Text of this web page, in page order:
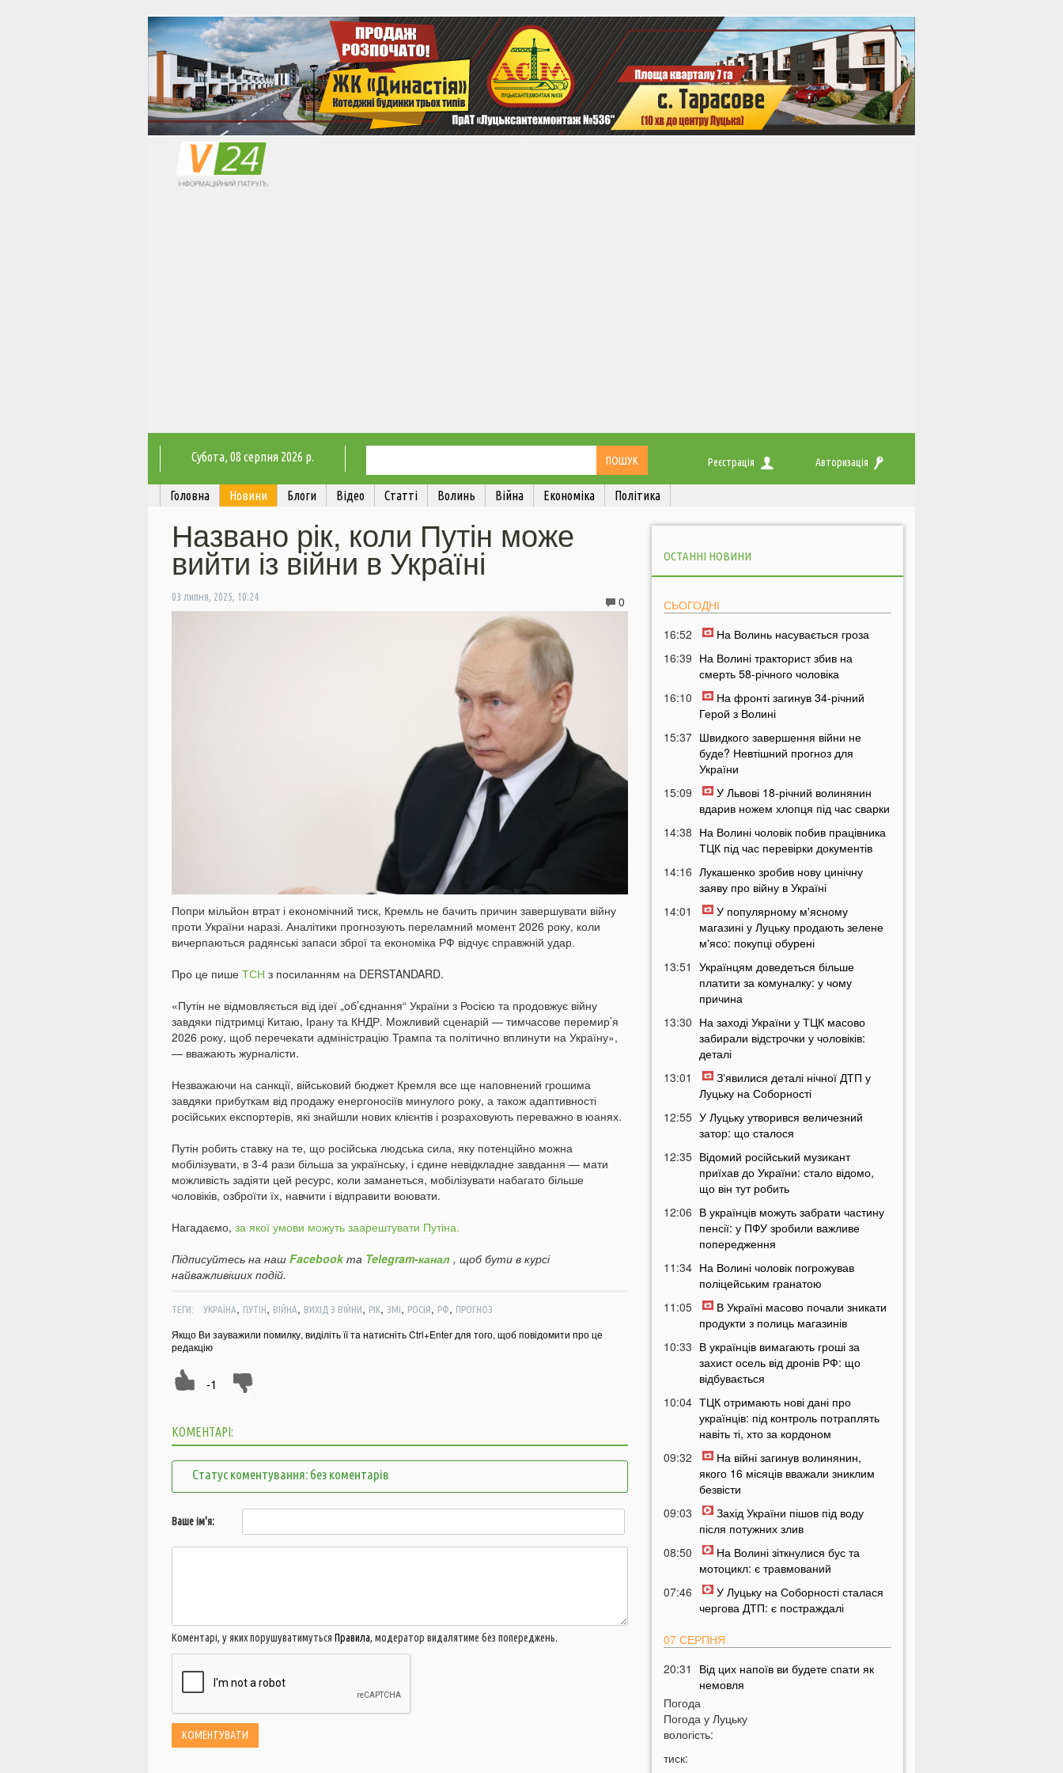
Субота, 08 серпня 2026 р. Реєстрація Авторизація
Головна Новини Блоги Відео Статті Волинь Війна Економіка Політика
Названо рік, коли Путін може
вийти із війни в Україні
03 липня, 2025, 10:24 0
Попри мільйон втрат і економічний тиск, Кремль не бачить причин завершувати війну
проти України наразі. Аналітики прогнозують переламний момент 2026 року, коли
вичерпаються радянські запаси зброї та економіка РФ відчує справжній удар.
Про це пише ТСН з посиланням на DERSTANDARD.
«Путін не відмовляється від ідеї „об’єднання“ України з Росією та продовжує війну
завдяки підтримці Китаю, Ірану та КНДР. Можливий сценарій — тимчасове перемир’я
2026 року, щоб перечекати адміністрацію Трампа та політично вплинути на Україну»,
— вважають журналісти.
Незважаючи на санкції, військовий бюджет Кремля все ще наповнений грошима
завдяки прибуткам від продажу енергоносіїв минулого року, а також адаптивності
російських експортерів, які знайшли нових клієнтів і розраховують переважно в юанях.
Путін робить ставку на те, що російська людська сила, яку потенційно можна
мобілізувати, в 3-4 рази більша за українську, і єдине невідкладне завдання — мати
можливість задіяти цей ресурс, коли заманеться, мобілізувати набагато більше
чоловіків, озброїти їх, навчити і відправити воювати.
Нагадаємо, за якої умови можуть заарештувати Путіна.
Підписуйтесь на наш Facebookта Telegram-канал , щоб бути в курсі
найважливіших подій.
ТЕГИ: УКРАЇНА, ПУТІН, ВІЙНА, ВИХІД З ВІЙНИ, РІК, ЗМІ, РОСІЯ, РФ, ПРОГНОЗ
Якщо Ви зауважили помилку, виділіть її та натисніть Ctrl+Enter для того, щоб повідомити про це
редакцію
-1
КОМЕНТАРІ:
Статус коментування: без коментарів
Ваше ім'я:
Коментарі, у яких порушуватимуться Правила, модератор видалятиме без попереджень.
ОСТАННІ НОВИНИ
СЬОГОДНІ
16:52
На Волинь насувається гроза
16:39 На Волині тракторист збив на
смерть 58-річного чоловіка
16:10
На фронті загинув 34-річний
Герой з Волині
15:37 Швидкого завершення війни не
буде? Невтішний прогноз для
України
15:09
У Львові 18-річний волинянин
вдарив ножем хлопця під час сварки
14:38 На Волині чоловік побив працівника
ТЦК під час перевірки документів
14:16 Лукашенко зробив нову цинічну
заяву про війну в Україні
14:01
У популярному м'ясному
магазині у Луцьку продають зелене
м'ясо: покупці обурені
13:51
Українцям доведеться більше
платити за комуналку: у чому
причина
13:30 На заході України у ТЦК масово
забирали відстрочки у чоловіків:
деталі
13:01
Зʼявилися деталі нічної ДТП у
Луцьку на Соборності
12:55 У Луцьку утворився величезний
затор: що сталося
12:35 Відомий російський музикант
приїхав до України: стало відомо,
що він тут робить
12:06 В українців можуть забрати частину
пенсії: у ПФУ зробили важливе
попередження
11:34 На Волині чоловік погрожував
поліцейським гранатою
11:05
В Україні масово почали зникати
продукти з полиць магазинів
10:33 В українців вимагають гроші за
захист осель від дронів РФ: що
відбувається
10:04 ТЦК отримають нові дані про
українців: під контроль потраплять
навіть ті, хто за кордоном
09:32
На війні загинув волинянин,
якого 16 місяців вважали зниклим
безвісти
09:03
Захід України пішов під воду
після потужних злив
08:50
На Волині зіткнулися бус та
мотоцикл: є травмований
07:46
У Луцьку на Соборності сталася
чергова ДТП: є постраждалі
07 СЕРПНЯ
20:31
Від цих напоїв ви будете спати як
немовля
20:17 Три знаки Зодіаку несподівано
розбагатіють найближчим часом
Погода
Погода у Луцьку
вологість:
тиск: